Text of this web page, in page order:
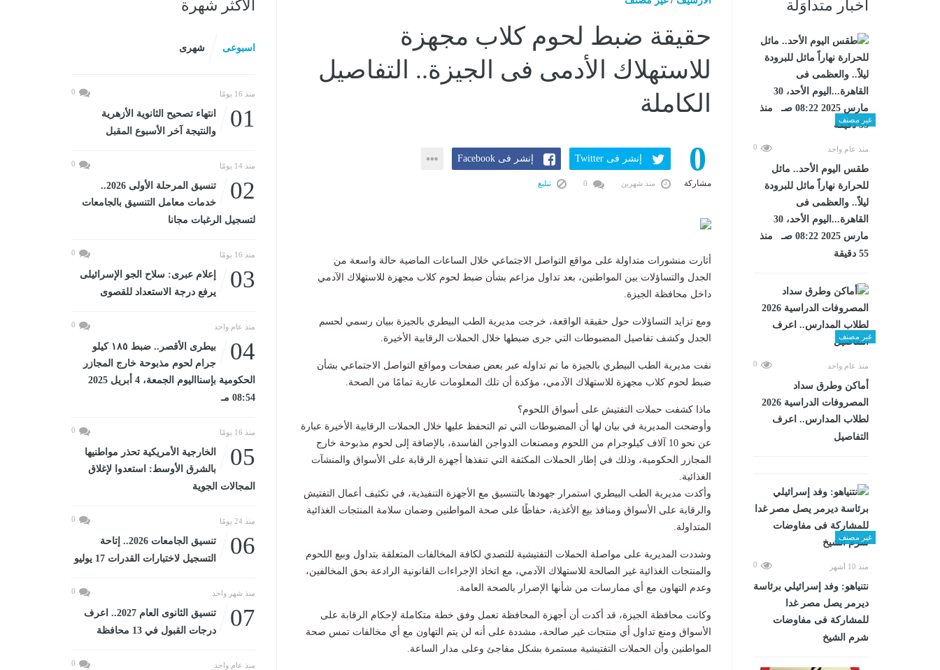
أخبار متداوَلة
غير مصنف
منذ عام واحد 0
طقس اليوم الأحد.. مائل
للحرارة نهاراً مائل للبرودة
ليلاً.. والعظمى فى
القاهرة...اليوم الأحد، 30
مارس 2025 08:22 صـ منذ
55 دقيقة
غير مصنف
منذ عام واحد 0
أماكن وطرق سداد
المصروفات الدراسية 2026
لطلاب المدارس.. اعرف
التفاصيل
غير مصنف
منذ 10 أشهر 0
نتنياهو: وفد إسرائيلي برئاسة
ديرمر يصل مصر غدا
للمشاركة فى مفاوضات
شرم الشيخ
حقيقة ضبط لحوم كلاب مجهزة
للاستهلاك الأدمى فى الجيزة.. التفاصيل
الكاملة
0
مشاركة
إنشر فى Twitter إنشر فى Facebook
منذ شهرين تبليغ
أثارت منشورات متداولة على مواقع التواصل الاجتماعي خلال الساعات الماضية حالة واسعة من
الجدل والتساؤلات بين المواطنين، بعد تداول مزاعم بشأن ضبط لحوم كلاب مجهزة للاستهلاك الآدمي
داخل محافظة الجيزة.
ومع تزايد التساؤلات حول حقيقة الواقعة، خرجت مديرية الطب البيطري بالجيزة ببيان رسمي لحسم
الجدل وكشف تفاصيل المضبوطات التي جرى ضبطها خلال الحملات الرقابية الأخيرة.
نفت مديرية الطب البيطري بالجيزة ما تم تداوله عبر بعض صفحات ومواقع التواصل الاجتماعي بشأن
ضبط لحوم كلاب مجهزة للاستهلاك الآدمي، مؤكدة أن تلك المعلومات عارية تمامًا من الصحة.
ماذا كشفت حملات التفتيش على أسواق اللحوم؟
وأوضحت المديرية في بيان لها أن المضبوطات التي تم التحفظ عليها خلال الحملات الرقابية الأخيرة عبارة
عن نحو 10 آلاف كيلوجرام من اللحوم ومصنعات الدواجن الفاسدة، بالإضافة إلى لحوم مذبوحة خارج
المجازر الحكومية، وذلك في إطار الحملات المكثفة التي تنفذها أجهزة الرقابة على الأسواق والمنشآت
الغذائية.
وأكدت مديرية الطب البيطري استمرار جهودها بالتنسيق مع الأجهزة التنفيذية، في تكثيف أعمال التفتيش
والرقابة على الأسواق ومنافذ بيع الأغذية، حفاظًا على صحة المواطنين وضمان سلامة المنتجات الغذائية
المتداولة.
وشددت المديرية على مواصلة الحملات التفتيشية للتصدي لكافة المخالفات المتعلقة بتداول وبيع اللحوم
والمنتجات الغذائية غير الصالحة للاستهلاك الآدمي، مع اتخاذ الإجراءات القانونية الرادعة بحق المخالفين،
وعدم التهاون مع أي ممارسات من شأنها الإضرار بالصحة العامة.
وكانت محافظة الجيزة، قد أكدت أن أجهزة المحافظة تعمل وفق خطة متكاملة لإحكام الرقابة على
الأسواق ومنع تداول أي منتجات غير صالحة، مشددة على أنه لن يتم التهاون مع أي مخالفات تمس صحة
المواطنين وأن الحملات التفتيشية مستمرة بشكل مفاجئ وعلى مدار الساعة.
الأكثر شهرة
اسبوعى شهرى
منذ 16 يومًا 0
01
انتهاء تصحيح الثانوية الأزهرية
والنتيجة آخر الأسبوع المقبل
منذ 14 يومًا 0
02
تنسيق المرحلة الأولى 2026..
خدمات معامل التنسيق بالجامعات
لتسجيل الرغبات مجانا
منذ 16 يومًا 0
03
إعلام عبرى: سلاح الجو الإسرائيلى
يرفع درجة الاستعداد للقصوى
منذ عام واحد 0
04
بيطرى الأقصر.. ضبط ١٨٥ كيلو
جرام لحوم مذبوحة خارج المجازر
الحكومية بإسنااليوم الجمعة، 4 أبريل 2025
08:54 مـ
منذ 16 يومًا 0
05
الخارجية الأمريكية تحذر مواطنيها
بالشرق الأوسط: استعدوا لإغلاق
المجالات الجوية
منذ 24 يومًا 0
06
تنسيق الجامعات 2026.. إتاحة
التسجيل لاختبارات القدرات 17 يوليو
منذ شهر واحد 0
07
تنسيق الثانوى العام 2027.. اعرف
درجات القبول في 13 محافظة
منذ عام واحد 0